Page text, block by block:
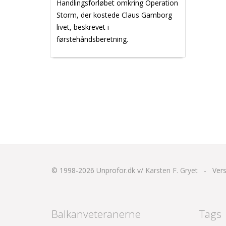
Handlingsforløbet omkring Operation
Storm, der kostede Claus Gamborg
livet, beskrevet i
førstehåndsberetning.
© 1998-2026 Unprofor.dk v/ Karsten F. Gryet -
Balkanveteranerne Tags